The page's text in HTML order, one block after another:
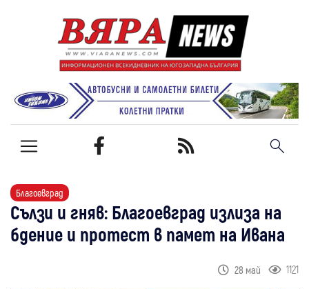
Благоевград
Сълзи и гняв: Благоевград излиза на
бдение и протест в памет на Ивана
28 май 1121